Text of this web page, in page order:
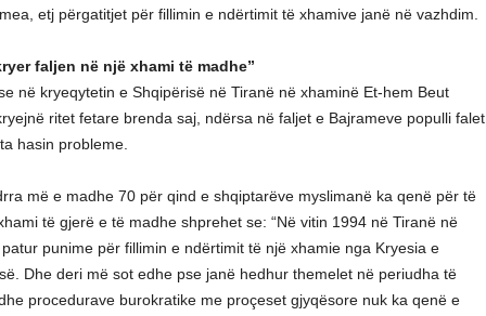
etj përgatitjet për fillimin e ndërtimit të xhamive janë në vazhdim.
faljen në një xhami të madhe”
në kryeqytetin e Shqipërisë në Tiranë në xhaminë Et-hem Beut
ritet fetare brenda saj, ndërsa në faljet e Bajrameve populli falet
hasin probleme.
më e madhe 70 për qind e shqiptarëve myslimanë ka qenë për të
të gjerë e të madhe shprehet se: “Në vitin 1994 në Tiranë në
punime për fillimin e ndërtimit të një xhamie nga Kryesia e
Dhe deri më sot edhe pse janë hedhur themelet në periudha të
procedurave burokratike me proçeset gjyqësore nuk ka qenë e